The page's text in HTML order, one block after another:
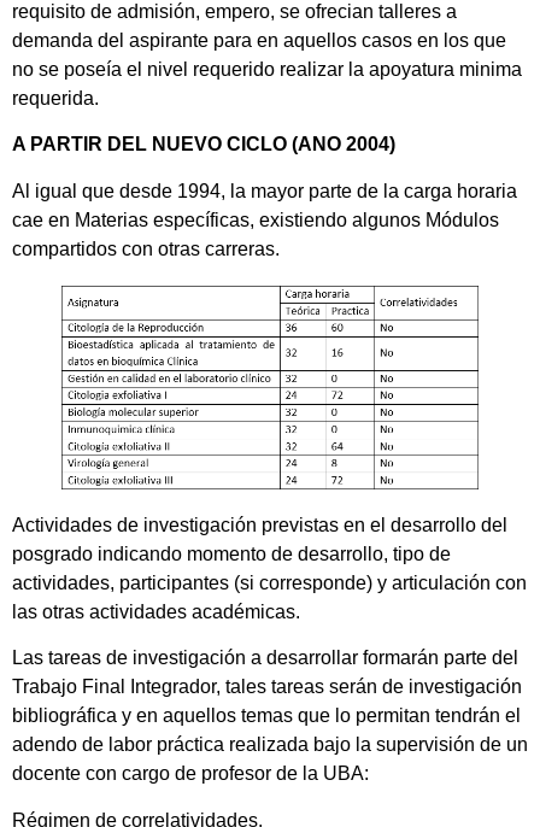
requisito de admisión, empero, se ofrecian talleres a
demanda del aspirante para en aquellos casos en los que
no se poseía el nivel requerido realizar la apoyatura minima
requerida.
A PARTIR DEL NUEVO CICLO (ANO 2004)
Al igual que desde 1994, la mayor parte de la carga horaria
cae en Materias específicas, existiendo algunos Módulos
compartidos con otras carreras.
Actividades de investigación previstas en el desarrollo del
posgrado indicando momento de desarrollo, tipo de
actividades, participantes (si corresponde) y articulación con
las otras actividades académicas.
Las tareas de investigación a desarrollar formarán parte del
Trabajo Final Integrador, tales tareas serán de investigación
bibliográfica y en aquellos temas que lo permitan tendrán el
adendo de labor práctica realizada bajo la supervisión de un
docente con cargo de profesor de la UBA:
Régimen de correlatividades.